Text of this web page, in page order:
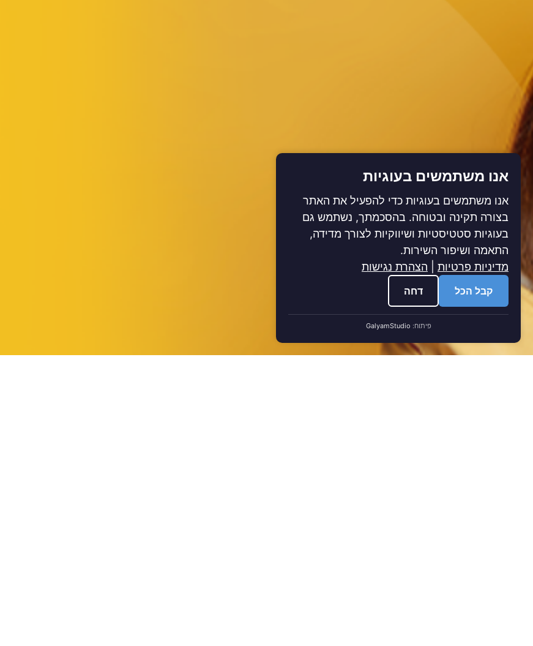
אנו משתמשים בעוגיות
אנו משתמשים בעוגיות כדי להפעיל את האתר
בצורה תקינה ובטוחה. בהסכמתך, נשתמש גם
בעוגיות סטטיסטיות ושיווקיות לצורך מדידה,
התאמה ושיפור השירות.
מדיניות פרטיות
הצהרת נגישות
קבל הכל דחה
פיתוח: GalyamStudio